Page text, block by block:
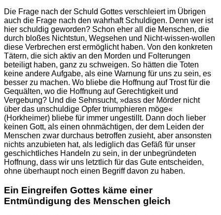
Die Frage nach der Schuld Gottes verschleiert im Übrigen
auch die Frage nach den wahrhaft Schuldigen. Denn wer ist
hier schuldig geworden? Schon eher all die Menschen, die
durch bloßes Nichtstun, Wegsehen und Nicht-wissen-wollen
diese Verbrechen erst ermöglicht haben. Von den konkreten
Tätern, die sich aktiv an den Morden und Folterungen
beteiligt haben, ganz zu schweigen. So hätten die Toten
keine andere Aufgabe, als eine Warnung für uns zu sein, es
besser zu machen. Wo bliebe die Hoffnung auf Trost für die
Gequälten, wo die Hoffnung auf Gerechtigkeit und
Vergebung? Und die Sehnsucht, »dass der Mörder nicht
über das unschuldige Opfer triumphieren möge«
(Horkheimer) bliebe für immer ungestillt. Dann doch lieber
keinen Gott, als einen ohnmächtigen, der dem Leiden der
Menschen zwar durchaus betroffen zusieht, aber ansonsten
nichts anzubieten hat, als lediglich das Gefäß für unser
geschichtliches Handeln zu sein, in der unbegründeten
Hoffnung, dass wir uns letztlich für das Gute entscheiden,
ohne überhaupt noch einen Begriff davon zu haben.
Ein Eingreifen Gottes käme einer
Entmündigung des Menschen gleich